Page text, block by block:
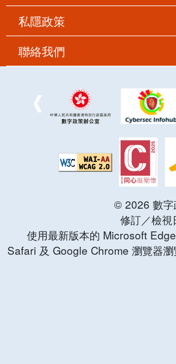
私隱政策
聯絡我們
© 2026 數
修訂／檢視
使用最新版本的 Microsoft
Safari 及 Google Chrome 瀏覽器